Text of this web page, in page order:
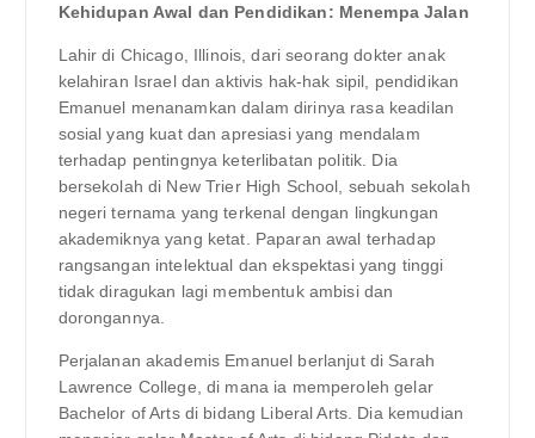
Kehidupan Awal dan Pendidikan: Menempa Jalan
Lahir di Chicago, Illinois, dari seorang dokter anak
kelahiran Israel dan aktivis hak-hak sipil, pendidikan
Emanuel menanamkan dalam dirinya rasa keadilan
sosial yang kuat dan apresiasi yang mendalam
terhadap pentingnya keterlibatan politik. Dia
bersekolah di New Trier High School, sebuah sekolah
negeri ternama yang terkenal dengan lingkungan
akademiknya yang ketat. Paparan awal terhadap
rangsangan intelektual dan ekspektasi yang tinggi
tidak diragukan lagi membentuk ambisi dan
dorongannya.
Perjalanan akademis Emanuel berlanjut di Sarah
Lawrence College, di mana ia memperoleh gelar
Bachelor of Arts di bidang Liberal Arts. Dia kemudian